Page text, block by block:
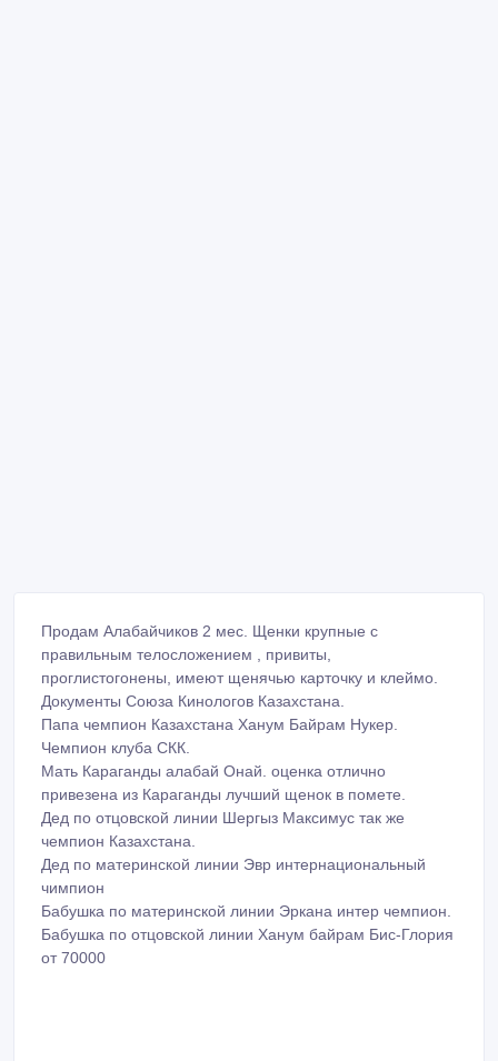
Продам Алабайчиков 2 мес. Щенки крупные с
правильным телосложением , привиты,
проглистогонены, имеют щенячью карточку и клеймо.
Документы Союза Кинологов Казахстана.
Папа чемпион Казахстана Ханум Байрам Нукер.
Чемпион клуба СКК.
Мать Караганды алабай Онай. оценка отлично
привезена из Караганды лучший щенок в помете.
Дед по отцовской линии Шергыз Максимус так же
чемпион Казахстана.
Дед по материнской линии Эвр интернациональный
чимпион
Бабушка по материнской линии Эркана интер чемпион.
Бабушка по отцовской линии Ханум байрам Бис-Глория
от 70000